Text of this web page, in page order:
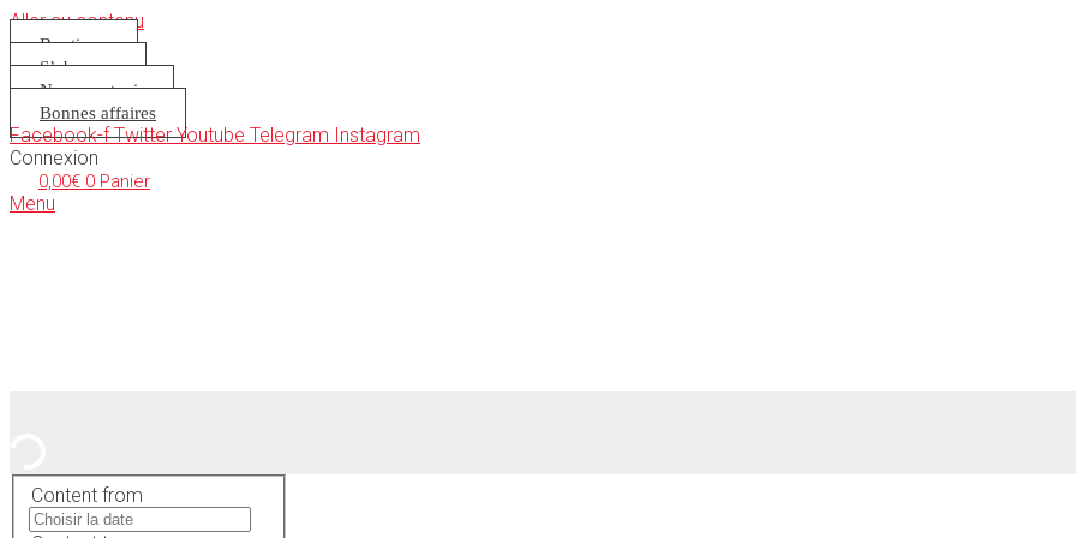
Aller au contenu
Boutique
S’abonner
Nous soutenir
Bonnes affaires
Facebook-f Twitter Youtube Telegram Instagram
Connexion
0,00€ 0 Panier
Menu
Content from